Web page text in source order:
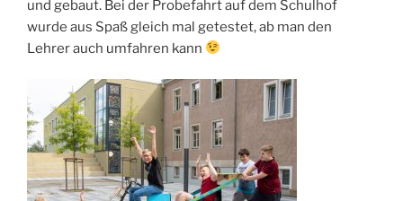
und gebaut. Bei der Probefahrt auf dem Schulhof
wurde aus Spaß gleich mal getestet, ab man den
Lehrer auch umfahren kann